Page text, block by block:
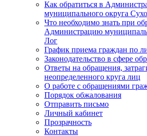
Как обратиться в
муниципального округа
Что необходимо знать при
Администрацию
Лог
График приема граждан по
Законодательство в сфере
Ответы на обращения,
неопределенного круга лиц
О работе с обращениями
Порядок обжалования
Отправить письмо
Личный кабинет
Прозрачность
Контакты